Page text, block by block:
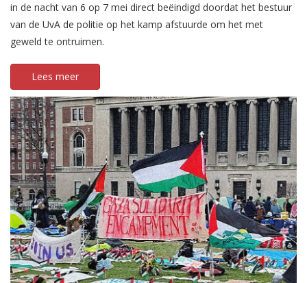
in de nacht van 6 op 7 mei direct beëindigd doordat het bestuur
van de UvA de politie op het kamp afstuurde om het met
geweld te ontruimen.
Lees meer